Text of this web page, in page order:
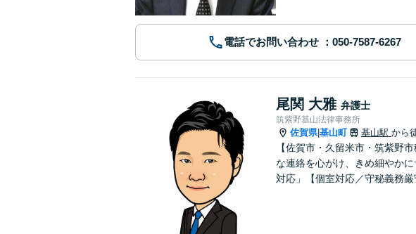
電話でお問い合わせ
尾関 大雅 弁護士
筑紫野基山法律事務所
佐賀県|基山町 基山駅 から
【佐賀市・久留米市・筑紫野
な連絡を心がけ、きめ細やか
対応」【個室対応／守秘義務厳